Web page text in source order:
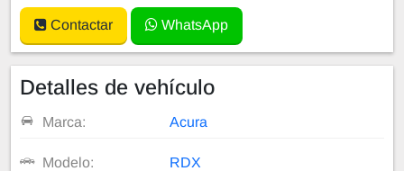
Contactar WhatsApp
Detalles de vehículo
Marca: Acura
Modelo: RDX